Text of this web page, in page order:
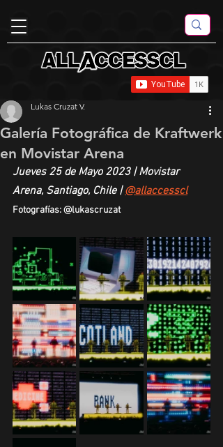
Galería Fotográfica de Kraftwerk
en Movistar Arena
Lukas Cruzat V.
Jueves 25 de Mayo 2023 | Movistar
Arena, Santiago, Chile | @allaccesscl
Fotografías: @lukascruzat